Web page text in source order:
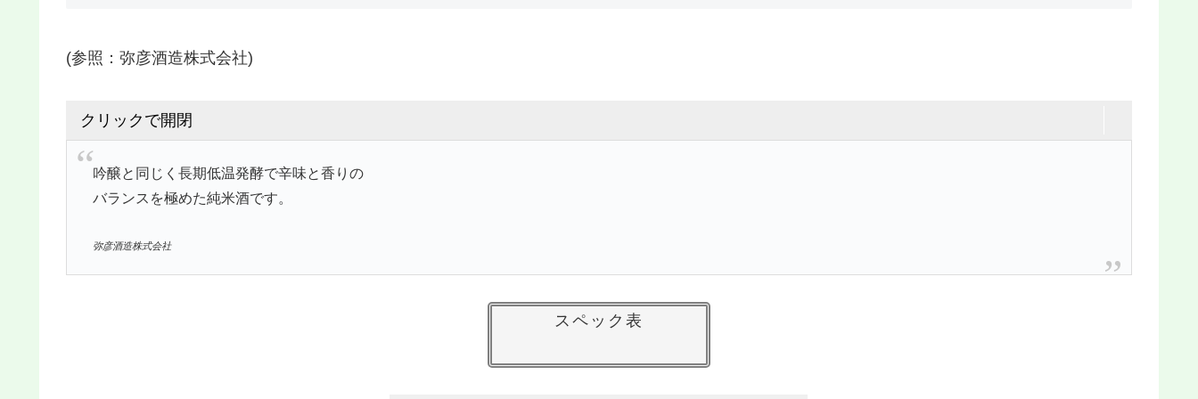
(参照：弥彦酒造株式会社)
クリックで開閉
吟醸と同じく長期低温発酵で辛味と香りの
バランスを極めた純米酒です。
弥彦酒造株式会社
スペック表